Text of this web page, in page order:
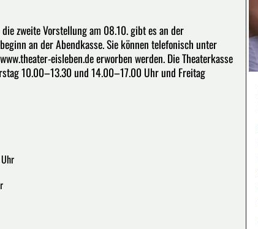
zweite Vorstellung am 08.10. gibt es an der
an der Abendkasse. Sie können telefonisch unter
eisleben.de erworben werden. Die Theaterkasse
10.00–13.30 und 14.00–17.00 Uhr und Freitag